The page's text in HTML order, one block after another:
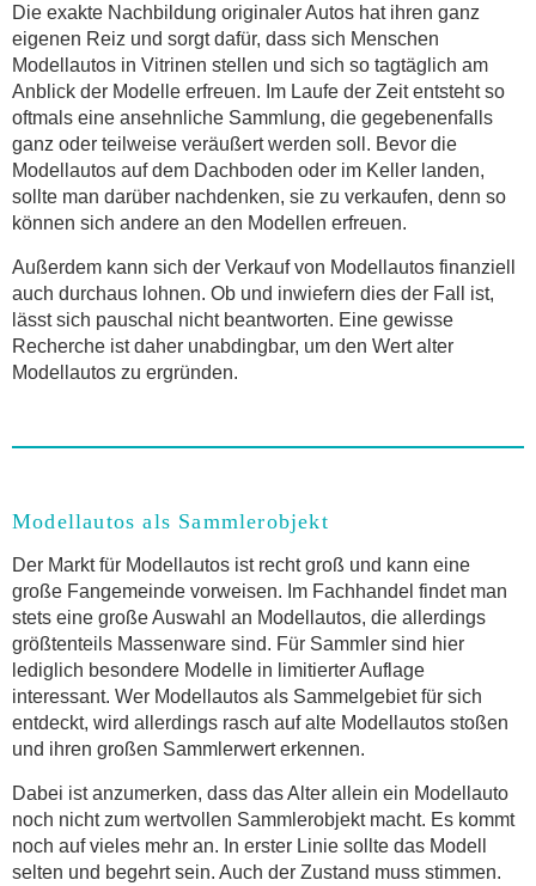
Die exakte Nachbildung originaler Autos hat ihren ganz
eigenen Reiz und sorgt dafür, dass sich Menschen
Modellautos in Vitrinen stellen und sich so tagtäglich am
Anblick der Modelle erfreuen. Im Laufe der Zeit entsteht so
oftmals eine ansehnliche Sammlung, die gegebenenfalls
ganz oder teilweise veräußert werden soll. Bevor die
Modellautos auf dem Dachboden oder im Keller landen,
sollte man darüber nachdenken, sie zu verkaufen, denn so
können sich andere an den Modellen erfreuen.
Außerdem kann sich der Verkauf von Modellautos finanziell
auch durchaus lohnen. Ob und inwiefern dies der Fall ist,
lässt sich pauschal nicht beantworten. Eine gewisse
Recherche ist daher unabdingbar, um den Wert alter
Modellautos zu ergründen.
Modellautos als Sammlerobjekt
Der Markt für Modellautos ist recht groß und kann eine
große Fangemeinde vorweisen. Im Fachhandel findet man
stets eine große Auswahl an Modellautos, die allerdings
größtenteils Massenware sind. Für Sammler sind hier
lediglich besondere Modelle in limitierter Auflage
interessant. Wer Modellautos als Sammelgebiet für sich
entdeckt, wird allerdings rasch auf alte Modellautos stoßen
und ihren großen Sammlerwert erkennen.
Dabei ist anzumerken, dass das Alter allein ein Modellauto
noch nicht zum wertvollen Sammlerobjekt macht. Es kommt
noch auf vieles mehr an. In erster Linie sollte das Modell
selten und begehrt sein. Auch der Zustand muss stimmen.